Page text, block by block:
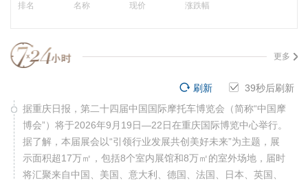
排名 名称 现价 涨跌幅
更多
38秒后刷新
刷新
据重庆日报，第二十四届中国国际摩托车博览会（简称“中国摩
博会”）将于2026年9月19日—22日在重庆国际博览中心举行。
据了解，本届展会以“引领行业发展共创美好未来”为主题，展
示面积超17万㎡，包括8个室内展馆和8万㎡的室外场地，届时
将汇聚来自中国、美国、意大利、德国、法国、日本、英国、